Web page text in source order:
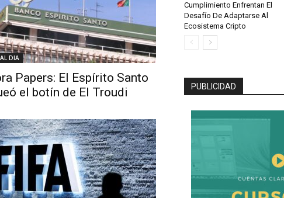
DIA
Papers: El Espírito Santo
el botín de El Troudi
Cumplimiento Enfrentan El
Desafío De Adaptarse Al
Ecosistema Cripto
PUBLICIDAD